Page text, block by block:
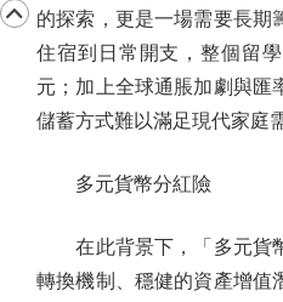
的探索，更是一場需要長期
住宿到日常開支，整個留
元；加上全球通脹加劇與匯
儲蓄方式難以滿足現代家庭
多元貨幣分紅險
在此背景下，「多元貨
轉換機制、穩健的資產增值